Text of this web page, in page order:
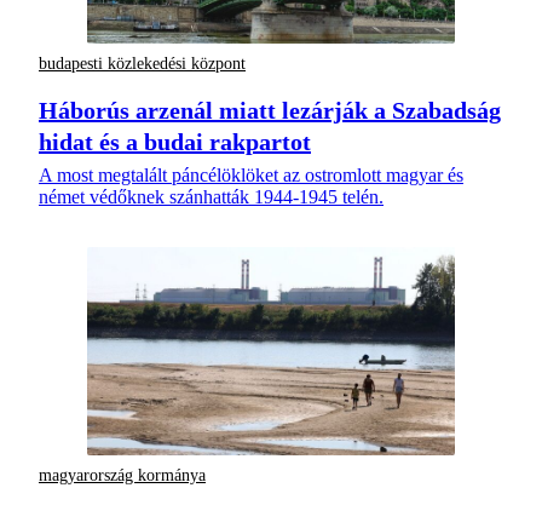
budapesti közlekedési központ
Háborús arzenál miatt lezárják a Szabadság
hidat és a budai rakpartot
A most megtalált páncélöklöket az ostromlott magyar és
német védőknek szánhatták 1944-1945 telén.
magyarország kormánya